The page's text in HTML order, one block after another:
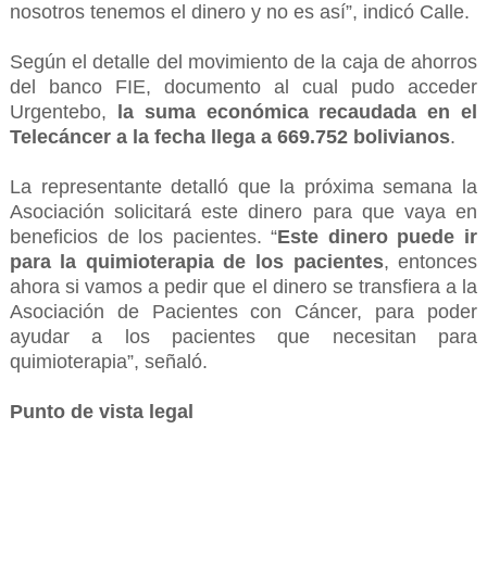
nosotros tenemos el dinero y no es así”, indicó Calle.
Según el detalle del movimiento de la caja de ahorros
del banco FIE, documento al cual pudo acceder
Urgentebo,
la suma económica recaudada en el
Telecáncer a la fecha llega a 669.752 bolivianos.
La representante detalló que la próxima semana la
Asociación solicitará este dinero para que vaya en
beneficios de los pacientes. “Este dinero puede ir
para la quimioterapia de los pacientes, entonces
ahora si vamos a pedir que el dinero se transfiera a la
Asociación de Pacientes con Cáncer, para poder
ayudar a los pacientes que necesitan para
quimioterapia”, señaló.
Punto de vista legal